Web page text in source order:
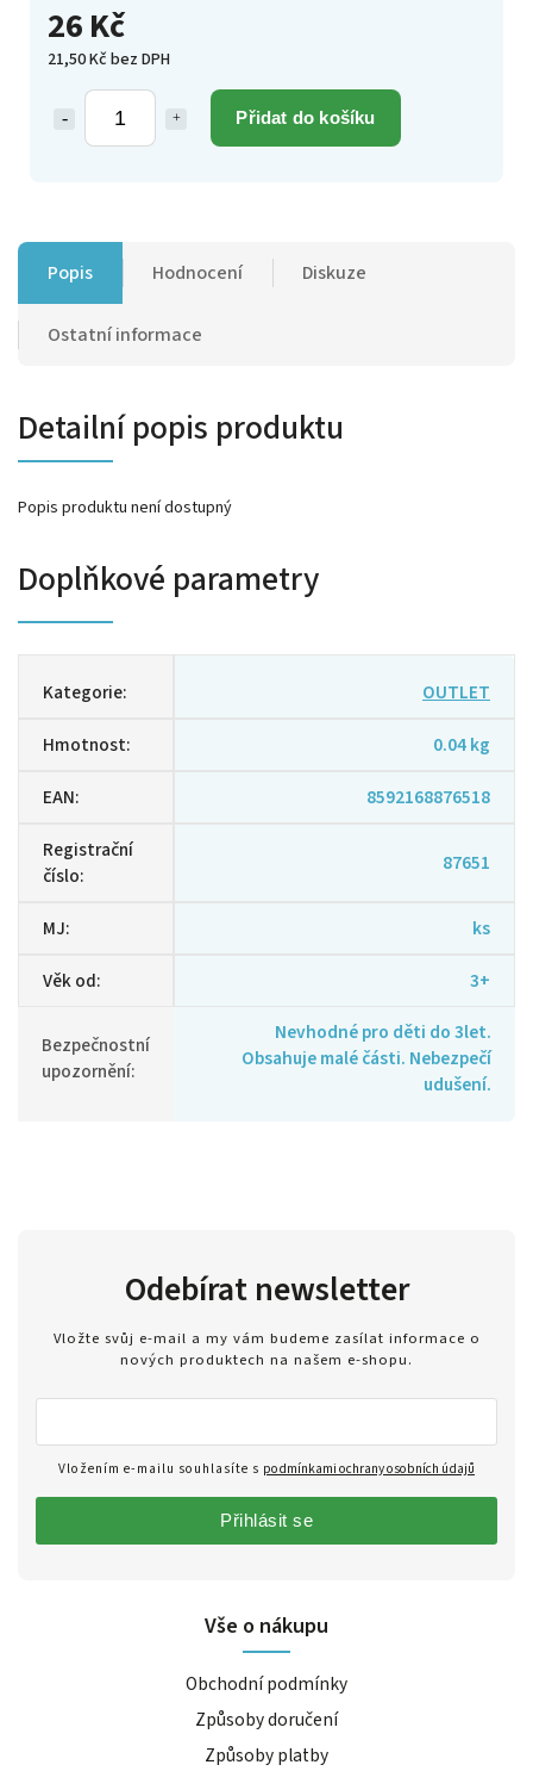
26 Kč
21,50 Kč bez DPH
Přidat do košíku
Popis Hodnocení Diskuze
Ostatní informace
Detailní popis produktu
Popis produktu není dostupný
Doplňkové parametry
Kategorie:
OUTLET
Hmotnost:
0.04 kg
EAN:
8592168876518
Registrační
číslo: 87651
MJ:
ks
Věk od: 3+
Bezpečnostní
upozornění:
Nevhodné pro děti do 3let.
Obsahuje malé části. Nebezpečí
udušení.
Vše o nákupu
Obchodní podmínky
Způsoby doručení
Způsoby platby
Odebírat newsletter
Vložte svůj e-mail a my vám budeme zasílat informace o
nových produktech na našem e-shopu.
Vložením e-mailu souhlasíte s podmínkami ochrany osobních údajů
Přihlásit se